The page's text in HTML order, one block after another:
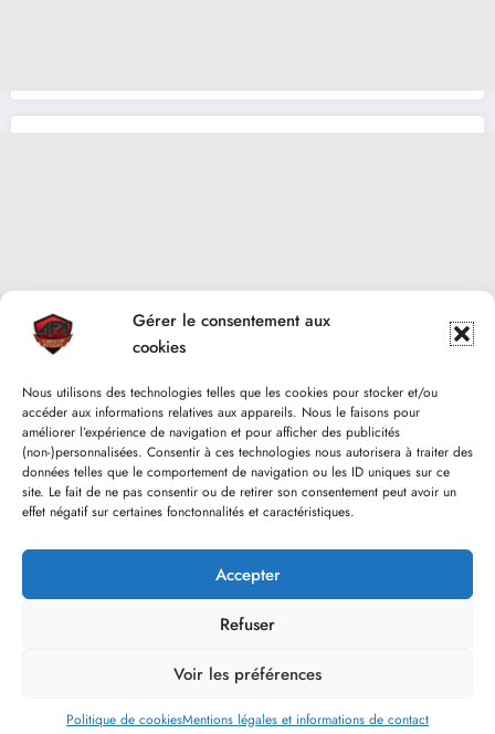
Gérer le consentement aux
cookies
Nous utilisons des technologies telles que les cookies pour stocker et/ou
accéder aux informations relatives aux appareils. Nous le faisons pour
améliorer l’expérience de navigation et pour afficher des publicités
(non-)personnalisées. Consentir à ces technologies nous autorisera à traiter des
données telles que le comportement de navigation ou les ID uniques sur ce
site. Le fait de ne pas consentir ou de retirer son consentement peut avoir un
effet négatif sur certaines fonctonnalités et caractéristiques.
Accepter
Refuser
Voir les préférences
Politique de cookiesMentions légales et informations de contact
Go to mobile version